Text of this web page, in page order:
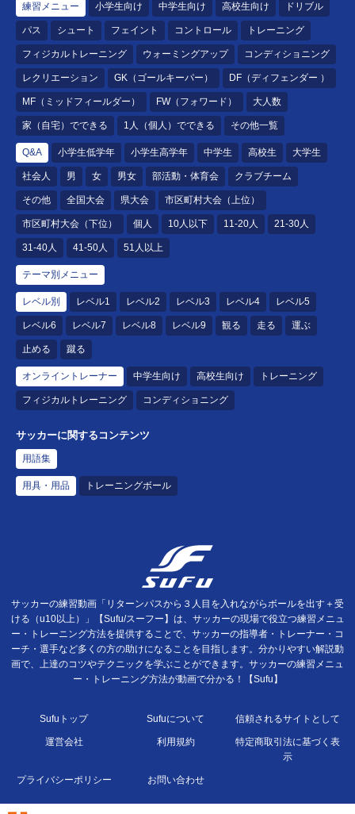
練習メニュー 小学生向け 中学生向け 高校生向け ドリブル
パス シュート フェイント コントロール トレーニング
フィジカルトレーニング ウォーミングアップ コンディショニング
レクリエーション GK（ゴールキーパー） DF（ディフェンダー ）
MF（ミッドフィールダー） FW（フォワード） 大人数
家（自宅）でできる 1人（個人）でできる その他一覧
Q&A 小学生低学年 小学生高学年 中学生 高校生 大学生
社会人 男 女 男女 部活動・体育会 クラブチーム
その他 全国大会 県大会 市区町村大会（上位）
市区町村大会（下位） 個人 10人以下 11-20人 21-30人
31-40人 41-50人 51人以上
テーマ別メニュー
レベル別 レベル1 レベル2 レベル3 レベル4 レベル5
レベル6 レベル7 レベル8 レベル9 観る 走る 運ぶ
止める 蹴る
オンライントレーナー 中学生向け 高校生向け トレーニング
フィジカルトレーニング コンディショニング
サッカーに関するコンテンツ
用語集
用具・用品 トレーニングボール
サッカーの練習動画「リターンパスから３人目を入れながらボールを出す＋受
ける（u10以上）」【Sufu/スーフー】は、サッカーの現場で役立つ練習メニュ
ー・トレーニング方法を提供することで、サッカーの指導者・トレーナー・コ
ーチ・選手など多くの方の助けになることを目指します。分かりやすい解説動
画で、上達のコツやテクニックを学ぶことができます。サッカーの練習メニュ
ー・トレーニング方法が動画で分かる！【Sufu】
Sufuトップ Sufuについて 信頼されるサイトとして
運営会社 利用規約
特定商取引法に基づく表
示
プライバシーポリシー お問い合わせ